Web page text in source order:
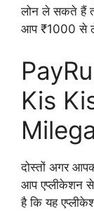
लोन ले सकते हैं
आप ₹1000 से
Kis
दोस्तों अगर
आप एप्लीकेशन
है कि यह